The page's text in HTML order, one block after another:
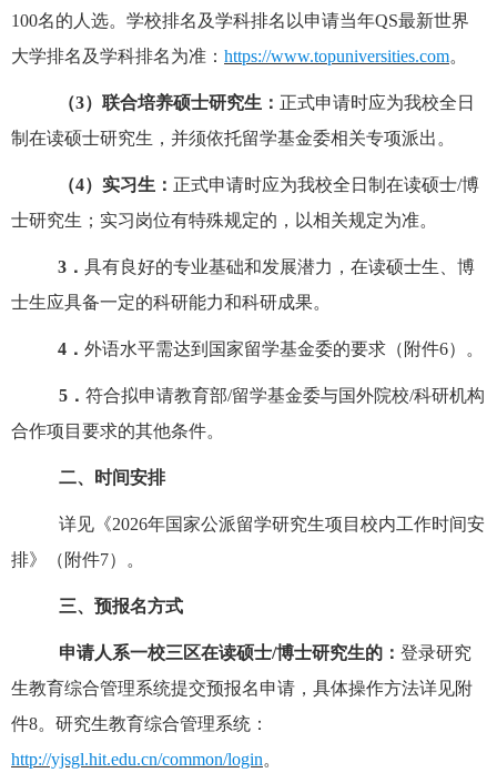
100名的人选。学校排名及学科排名以申请当年QS最新世界
大学排名及学科排名为准： https://www.topuniversities.com。
（3）联合培养硕士研究生： 正式申请时应为我校全日
制在读硕士研究生，并须依托留学基金委相关专项派出。
（4）实习生： 正式申请时应为我校全日制在读硕士/博
士研究生；实习岗位有特殊规定的，以相关规定为准。
3． 具有良好的专业基础和发展潜力，在读硕士生、博
士生应具备一定的科研能力和科研成果。
4． 外语水平需达到国家留学基金委的要求（附件6）。
5． 符合拟申请教育部/留学基金委与国外院校/科研机构
合作项目要求的其他条件。
二、时间安排
详见《2026年国家公派留学研究生项目校内工作时间安
排》（附件7）。
三、预报名方式
申请人系一校三区在读硕士/博士研究生的： 登录研究
生教育综合管理系统提交预报名申请，具体操作方法详见附
件8。研究生教育综合管理系统：
http://yjsgl.hit.edu.cn/common/login。